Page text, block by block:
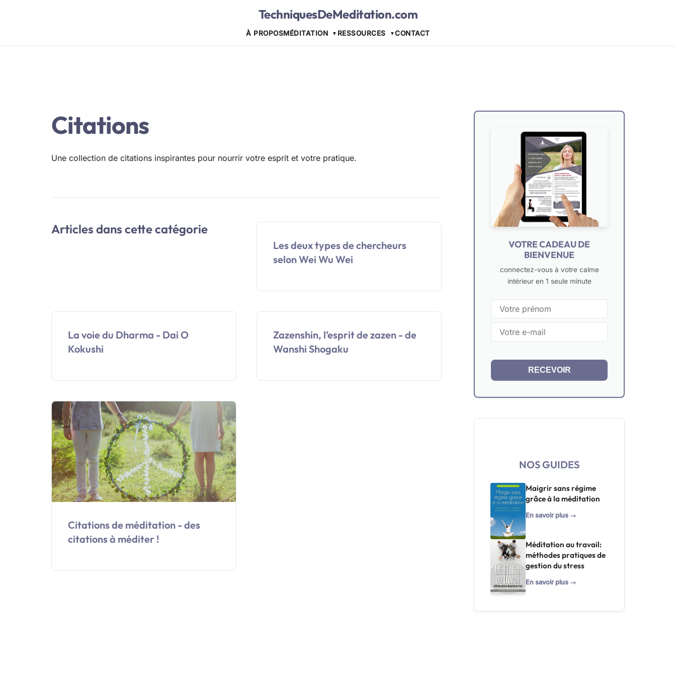
TechniquesDeMeditation.com
À PROPOSMÉDITATION RESSOURCES CONTACT
Citations
Une collection de citations inspirantes pour nourrir votre esprit et votre pratique.
Articles dans cette catégorie
Les deux types de chercheurs
selon Wei Wu Wei
La voie du Dharma - Dai O
Kokushi
Zazenshin, l’esprit de zazen - de
Wanshi Shogaku
Citations de méditation - des
citations à méditer !
VOTRE CADEAU DE
BIENVENUE
connectez-vous à votre calme
intérieur en 1 seule minute
RECEVOIR
NOS GUIDES
Maigrir sans régime
grâce à la méditation
En savoir plus →
Méditation au travail:
méthodes pratiques de
gestion du stress
En savoir plus →